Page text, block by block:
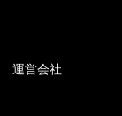
運営会社